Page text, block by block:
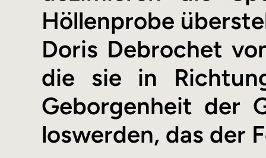
Höllenprobe
Doris Debrochet
die sie in
Geborgenheit der
loswerden, das der